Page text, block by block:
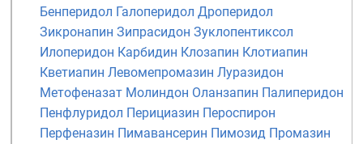
Бенперидол Галоперидол Дроперидол
Зикронапин Зипрасидон Зуклопентиксол
Илоперидон Карбидин Клозапин Клотиапин
Кветиапин Левомепромазин Луразидон
Метофеназат Молиндон Оланзапин Палиперидон
Пенфлуридол Перициазин Пероспирон
Перфеназин Пимавансерин Пимозид Промазин